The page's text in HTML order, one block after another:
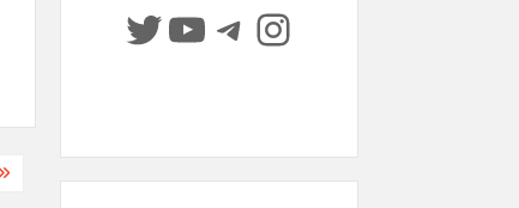
Twitter
YouTube
Telegram
Instagram